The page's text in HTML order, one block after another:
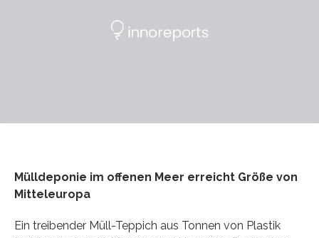
Mülldeponie im offenen Meer erreicht Größe von
Mitteleuropa
Ein treibender Müll-Teppich aus Tonnen von Plastik